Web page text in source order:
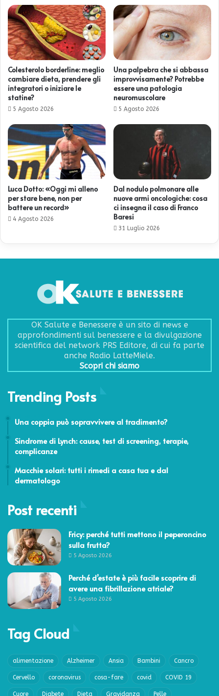
Colesterolo borderline: meglio
cambiare dieta, prendere gli
integratori o iniziare le
statine?
5 Agosto 2026
Una palpebra che si abbassa
improvvisamente? Potrebbe
essere una patologia
neuromuscolare
5 Agosto 2026
Luca Dotto: «Oggi mi alleno
per stare bene, non per
battere un record»
4 Agosto 2026
Dal nodulo polmonare alle
nuove armi oncologiche: cosa
ci insegna il caso di Franco
Baresi
31 Luglio 2026
OK Salute e Benessere è un sito di news e
approfondimenti sul benessere e la divulgazione
scientifica del network PRS Editore, di cui fa parte
anche Radio LatteMiele.
Scopri chi siamo
Trending Posts
Una coppia può sopravvivere al tradimento?
Sindrome di Lynch: cause, test di screening, terapie,
complicanze
Macchie solari: tutti i rimedi a casa tua e dal
dermatologo
Post recenti
Fricy: perché tutti mettono il peperoncino
sulla frutta?
5 Agosto 2026
Perché d’estate è più facile scoprire di
avere una fibrillazione atriale?
5 Agosto 2026
Tag Cloud
alimentazione Alzheimer Ansia Bambini Cancro
Cervello coronavirus cosa-fare covid COVID 19
Cuore Diabete Dieta Gravidanza Pelle